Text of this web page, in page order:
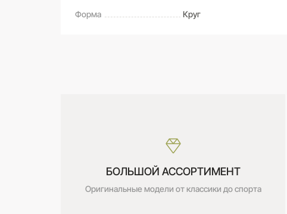
Форма
Круг
БОЛЬШОЙ АССОРТИМЕНТ
Оригинальные модели от классики до спорта